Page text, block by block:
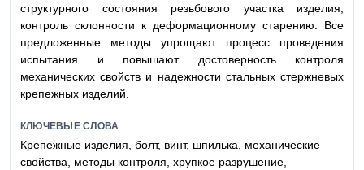
структурного состояния резьбового участка изделия,
контроль склонности к деформационному старению. Все
предложенные методы упрощают процесс проведения
испытания и повышают достоверность контроля
механических свойств и надежности стальных стержневых
крепежных изделий.
КЛЮЧЕВЫЕ СЛОВА
Крепежные изделия, болт, винт, шпилька, механические
свойства, методы контроля, хрупкое разрушение,